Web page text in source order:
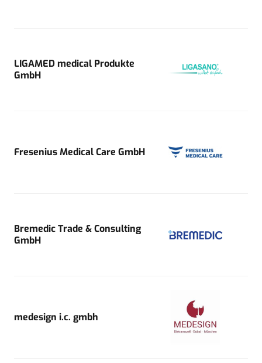
LIGAMED medical Produkte
GmbH
Fresenius Medical Care GmbH
Bremedic Trade & Consulting
GmbH
medesign i.c. gmbh